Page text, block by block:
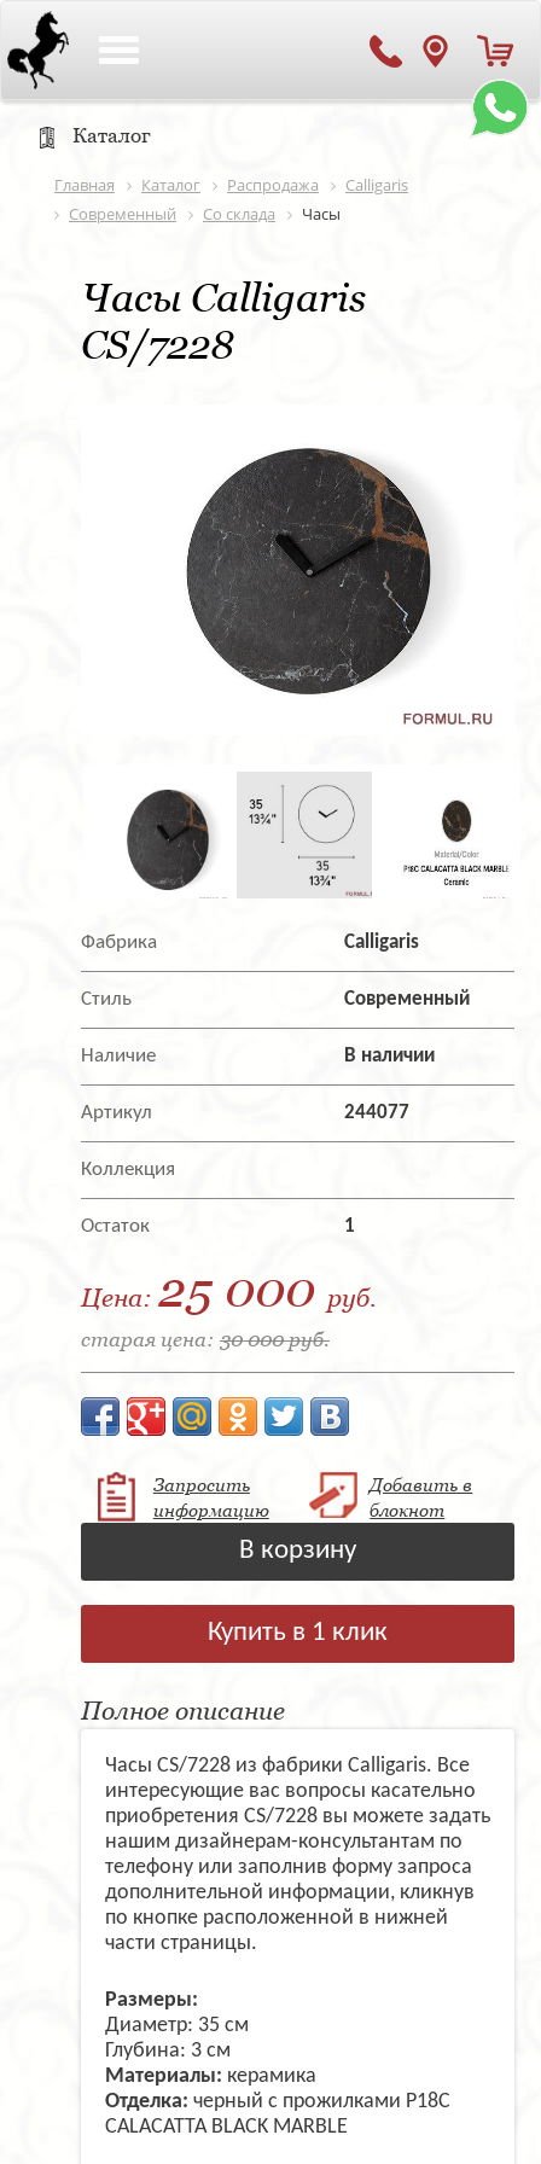
Каталог
Главная Каталог Распродажа
Calligaris
Современный
Со склада Часы
Часы Calligaris
CS/7228
Фабрика Calligaris
Стиль Современный
Наличие В наличии
Артикул 244077
Коллекция
Остаток 1
Цена: 25 000 руб.
старая цена: 30 000 руб.
Запросить
информацию
Добавить в
блокнот
В корзину
Купить в 1 клик
Полное описание
Часы CS/7228 из фабрики Calligaris. Все
интересующие вас вопросы касательно
приобретения CS/7228 вы можете задать
нашим дизайнерам-консультантам по
телефону или заполнив форму запроса
дополнительной информации, кликнув
по кнопке расположенной в нижней
части страницы.
Размеры:
Диаметр: 35 см
Глубина: 3 см
Материалы: керамика
Отделка: черный с прожилками P18C
CALACATTA BLACK MARBLE